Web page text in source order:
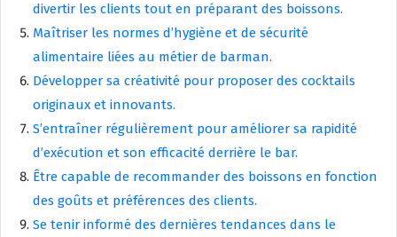
divertir les clients tout en préparant des boissons.
Maîtriser les normes d’hygiène et de sécurité
alimentaire liées au métier de barman.
Développer sa créativité pour proposer des cocktails
originaux et innovants.
S’entraîner régulièrement pour améliorer sa rapidité
d’exécution et son efficacité derrière le bar.
Être capable de recommander des boissons en fonction
des goûts et préférences des clients.
Se tenir informé des dernières tendances dans le